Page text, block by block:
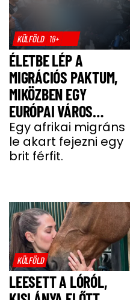
KÜLFÖLD 18+
ÉLETBE LÉP A
MIGRÁCIÓS PAKTUM,
MIKÖZBEN EGY
EURÓPAI VÁROS
LÁNGOKBAN ÁLL A
MIGRÁNSERŐSZAK
MIATT
Egy afrikai migráns
le akart fejezni egy
brit férfit.
KÜLFÖLD
LEESETT A LÓRÓL,